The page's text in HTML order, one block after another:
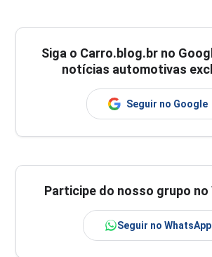
Siga o Carro.blog.br no
notícias automotivas
Seguir no Google
Participe do nosso grupo no
Seguir no WhatsApp